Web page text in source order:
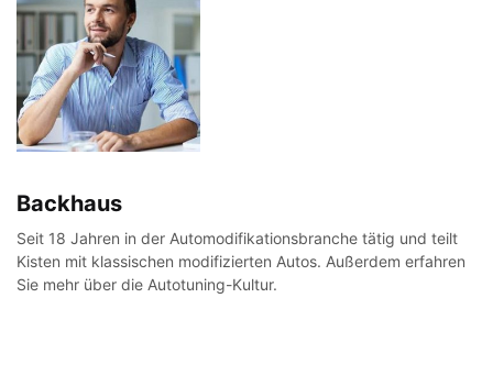
Backhaus
Seit 18 Jahren in der Automodifikationsbranche tätig und teilt
Kisten mit klassischen modifizierten Autos. Außerdem erfahren
Sie mehr über die Autotuning-Kultur.